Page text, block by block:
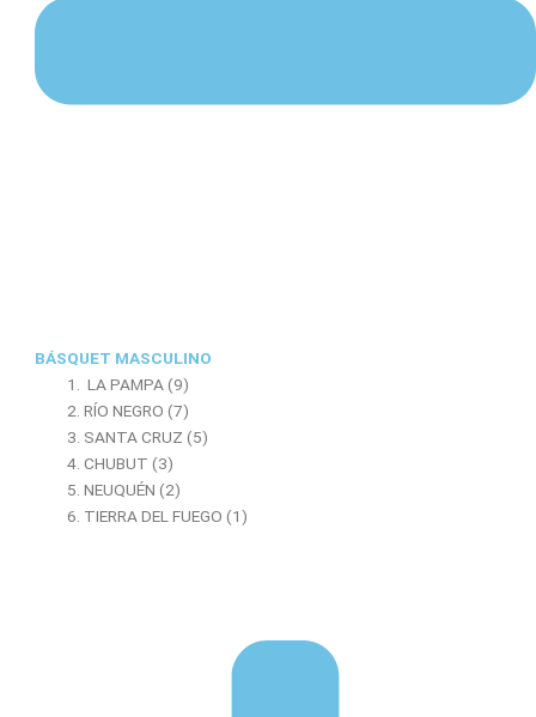
BÁSQUET MASCULINO
LA PAMPA (9)
RÍO NEGRO (7)
SANTA CRUZ (5)
CHUBUT (3)
NEUQUÉN (2)
TIERRA DEL FUEGO (1)